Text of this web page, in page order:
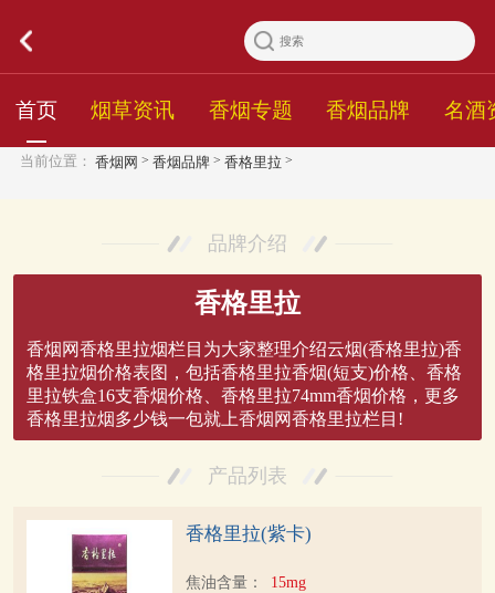
首页 烟草资讯 香烟专题 香烟品牌 名酒
当前位置： 香烟网 > 香烟品牌 > 香格里拉>
品牌介绍
香格里拉
香烟网香格里拉烟栏目为大家整理介绍云烟(香格里拉)香
格里拉烟价格表图，包括香格里拉香烟(短支)价格、香格
里拉铁盒16支香烟价格、香格里拉74mm香烟价格，更多
香格里拉烟多少钱一包就上香烟网香格里拉栏目!
产品列表
香格里拉(紫卡)
焦油含量： 15mg